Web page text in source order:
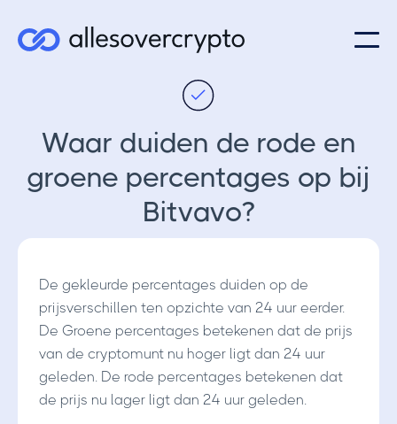
Waar duiden de rode en
groene percentages op bij
Bitvavo?
De gekleurde percentages duiden op de
prijsverschillen ten opzichte van 24 uur eerder.
De Groene percentages betekenen dat de prijs
van de cryptomunt nu hoger ligt dan 24 uur
geleden. De rode percentages betekenen dat
de prijs nu lager ligt dan 24 uur geleden.